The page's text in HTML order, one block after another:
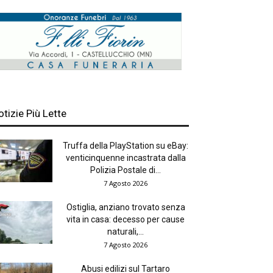
Più Lette
Truffa della PlayStation su eBay:
venticinquenne incastrata dalla
Polizia Postale di...
7 Agosto 2026
Ostiglia, anziano trovato senza
vita in casa: decesso per cause
naturali,...
7 Agosto 2026
Abusi edilizi sul Tartaro